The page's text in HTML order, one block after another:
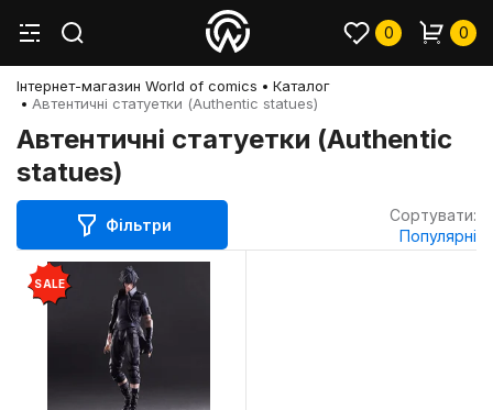
0 0
Інтернет-магазин World of comics
Каталог
Автентичні статуетки (Authentic statues)
Автентичні статуетки (Authentic
statues)
Фільтри
Сортувати:
Популярні
SALE